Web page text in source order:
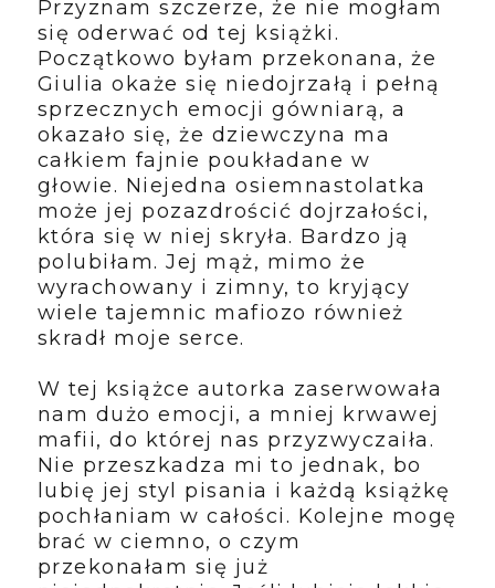
Przyznam szczerze, że nie mogłam
się oderwać od tej książki.
Początkowo byłam przekonana, że
Giulia okaże się niedojrzałą i pełną
sprzecznych emocji gówniarą, a
okazało się, że dziewczyna ma
całkiem fajnie poukładane w
głowie. Niejedna osiemnastolatka
może jej pozazdrościć dojrzałości,
która się w niej skryła. Bardzo ją
polubiłam. Jej mąż, mimo że
wyrachowany i zimny, to kryjący
wiele tajemnic mafiozo również
skradł moje serce.
W tej książce autorka zaserwowała
nam dużo emocji, a mniej krwawej
mafii, do której nas przyzwyczaiła.
Nie przeszkadza mi to jednak, bo
lubię jej styl pisania i każdą książkę
pochłaniam w całości. Kolejne mogę
brać w ciemno, o czym
przekonałam się już